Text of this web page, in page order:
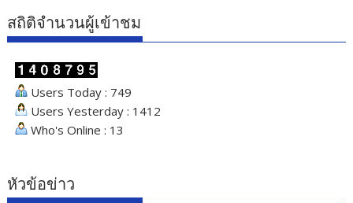
สถิติจำนวนผู้เข้าชม
Users Today : 749
Users Yesterday : 1412
Who's Online : 13
หัวข้อข่าว